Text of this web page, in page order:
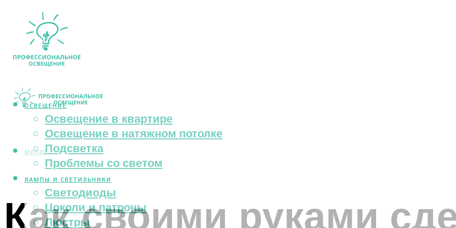
ОСВЕЩЕНИЕ
Освещение в квартире
Освещение в натяжном потолке
Подсветка
Проблемы со светом
ЛАМПЫ И СВЕТИЛЬНИКИ
Светодиоды
Цоколи и патроны
Люстры
МЕНЮ
Как своими руками